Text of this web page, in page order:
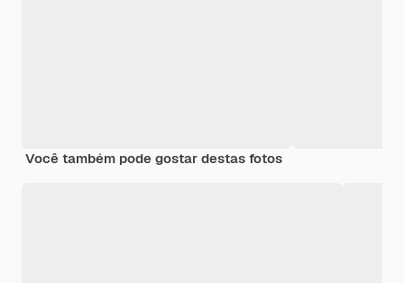
Você também pode gostar destas fotos